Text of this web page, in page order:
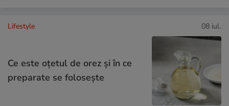
Lifestyle 08 iul.
Ce este oțetul de orez și în ce
preparate se folosește